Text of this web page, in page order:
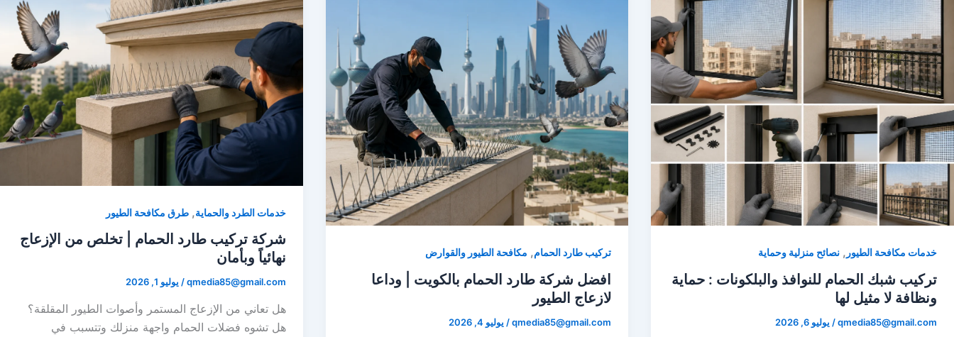
خدمات مكافحة الطيور , نصائح منزلية وحماية
تركيب شبك الحمام للنوافذ والبلكونات : حماية
ونظافة لا مثيل لها
qmedia85@gmail.com
/ يوليو 6, 2026
تركيب طارد الحمام, مكافحة الطيور والقوارض
افضل شركة طارد الحمام بالكويت | وداعا
لازعاج الطيور
qmedia85@gmail.com
/ يوليو 4, 2026
خدمات الطرد والحماية,طرق مكافحة الطيور
شركة تركيب طارد الحمام | تخلص من الإزعاج
نهائياً وبأمان
qmedia85@gmail.com
/ يوليو 1, 2026
هل تعاني من الإزعاج المستمر وأصوات الطيور المقلقة؟
هل تشوه فضلات الحمام واجهة منزلك وتتسبب في